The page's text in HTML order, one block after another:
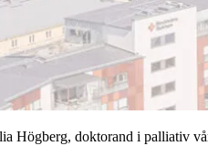
Högberg, doktorand i palliativ